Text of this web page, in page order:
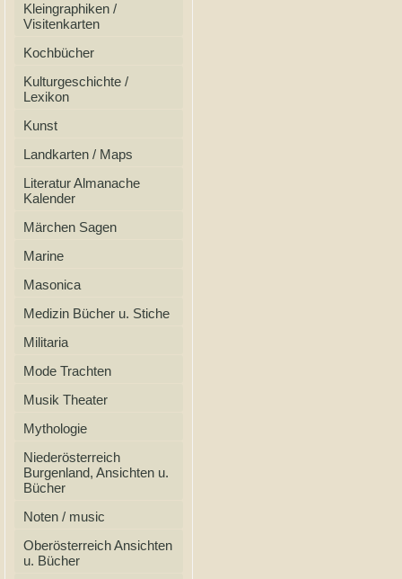
Kleingraphiken /
Visitenkarten
Kochbücher
Kulturgeschichte /
Lexikon
Kunst
Landkarten / Maps
Literatur Almanache
Kalender
Märchen Sagen
Marine
Masonica
Medizin Bücher u. Stiche
Militaria
Mode Trachten
Musik Theater
Mythologie
Niederösterreich
Burgenland, Ansichten u.
Bücher
Noten / music
Oberösterreich Ansichten
u. Bücher